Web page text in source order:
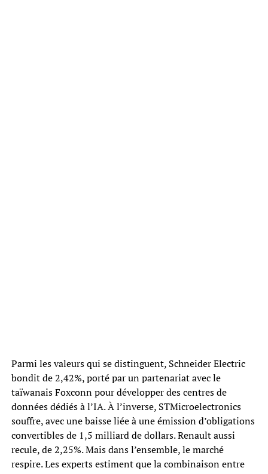
Parmi les valeurs qui se distinguent, Schneider Electric
bondit de 2,42%, porté par un partenariat avec le
taïwanais Foxconn pour développer des centres de
données dédiés à l’IA. À l’inverse, STMicroelectronics
souffre, avec une baisse liée à une émission d’obligations
convertibles de 1,5 milliard de dollars. Renault aussi
recule, de 2,25%. Mais dans l’ensemble, le marché
respire. Les experts estiment que la combinaison entre